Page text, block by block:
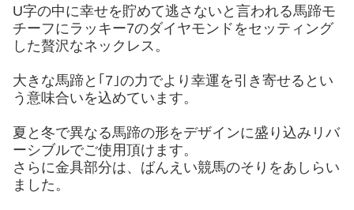
U字の中に幸せを貯めて逃さないと言われる馬蹄モ
チーフにラッキー7のダイヤモンドをセッティング
した贅沢なネックレス。
大きな馬蹄と｢7｣の力でより幸運を引き寄せるとい
う意味合いを込めています。
夏と冬で異なる馬蹄の形をデザインに盛り込みリバ
ーシブルでご使用頂けます。
さらに金具部分は、ばんえい競馬のそりをあしらい
ました。